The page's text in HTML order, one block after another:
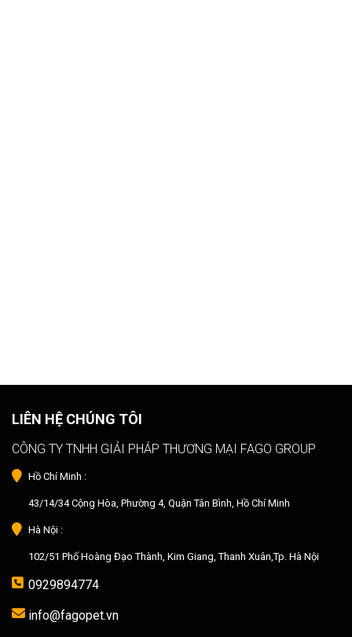
LIÊN HỆ CHÚNG TÔI
CÔNG TY TNHH GIẢI PHÁP THƯƠNG MẠI FAGO GROUP
Hồ Chí Minh :
43/14/34 Cộng Hòa, Phường 4, Quận Tân Bình, Hồ Chí Minh
Hà Nội :
102/51 Phố Hoàng Đạo Thành, Kim Giang, Thanh Xuân,Tp. Hà Nội
0929894774
info@fagopet.vn